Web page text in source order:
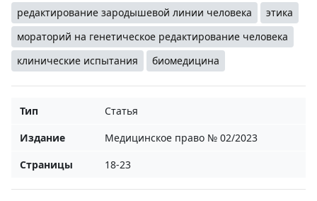
редактирование зародышевой линии человека
этика
мораторий на генетическое редактирование человека
клинические испытания
биомедицина
Тип
Статья
Издание
Медицинское право № 02/2023
Страницы
18-23